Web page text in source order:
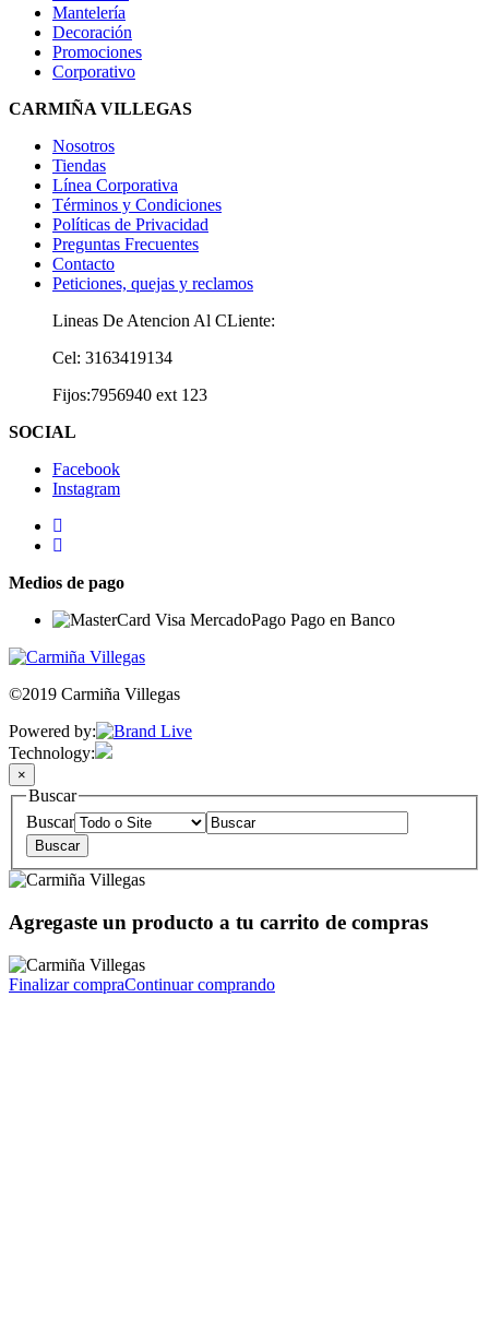
Mantelería
Decoración
Promociones
Corporativo
CARMIÑA VILLEGAS
Nosotros
Tiendas
Línea Corporativa
Términos y Condiciones
Políticas de Privacidad
Preguntas Frecuentes
Contacto
Peticiones, quejas y reclamos
Lineas De Atencion Al CLiente:
Cel: 3163419134
Fijos:7956940 ext 123
SOCIAL
Facebook
Instagram
Medios de pago
©2019 Carmiña Villegas
Powered by:
Technology:
×
Buscar
Buscar
Agregaste un producto a tu carrito de compras
Finalizar compraContinuar comprando